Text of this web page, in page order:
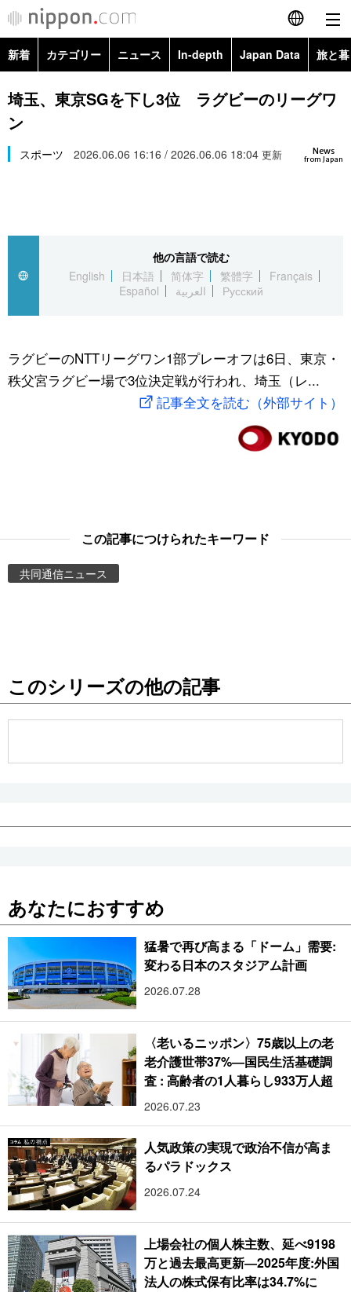
English
简体字
Русский
カテゴリー
経済・ビジネス
国際
文化
トップ
アーカイブ
In-depth
Japan Data
動画/Live
お知らせ
新着 カテゴリー ニュース In-depth Japan Data 旅と
政治・外交
経済・ビジネス
スポーツ・東京2020
Topics
埼玉、東京SGを下し3位 ラグビーのリーグワ
ン
News
from Japan
スポーツ 2026.06.06 16:16 / 2026.06.06 18:04 更新
他の言語で読む
English
日本語 简体字 繁體字
Français
Español
العربية Русский
ラグビーのNTTリーグワン1部プレーオフは6日、東京・
秩父宮ラグビー場で3位決定戦が行われ、埼玉（レ...
記事全文を読む（外部サイト）
この記事につけられたキーワード
共同通信ニュース
このシリーズの他の記事
あなたにおすすめ
猛暑で再び高まる「ドーム」需要:
変わる日本のスタジアム計画
2026.07.28
〈老いるニッポン〉75歳以上の老
老介護世帯37%―国民生活基礎調
査 : 高齢者の1人暮らし933万人超
2026.07.23
人気政策の実現で政治不信が高ま
るパラドックス
2026.07.24
上場会社の個人株主数、延べ9198
万と過去最高更新―2025年度:外国
法人の株式保有比率は34.7%に